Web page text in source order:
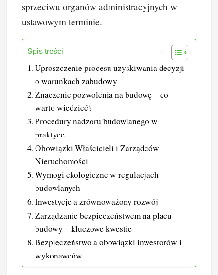
sprzeciwu organów administracyjnych w
ustawowym terminie.
Spis treści
Uproszczenie procesu uzyskiwania decyzji
o warunkach zabudowy
Znaczenie pozwolenia na budowę – co
warto wiedzieć?
Procedury nadzoru budowlanego w
praktyce
Obowiązki Właścicieli i Zarządców
Nieruchomości
Wymogi ekologiczne w regulacjach
budowlanych
Inwestycje a zrównoważony rozwój
Zarządzanie bezpieczeństwem na placu
budowy – kluczowe kwestie
Bezpieczeństwo a obowiązki inwestorów i
wykonawców